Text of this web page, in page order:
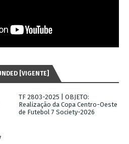
[VIGENTE]
TF 2803-2025 | OBJETO:
Realização da Copa Centro-Oeste
de Futebol 7 Society-2026